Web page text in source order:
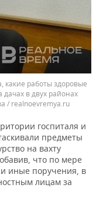
какие работы здоровые
в двух районах
/ realnoevremya.ru
госпиталя и
предметы
на вахту
что по мере
иные поручения, в
лицам за